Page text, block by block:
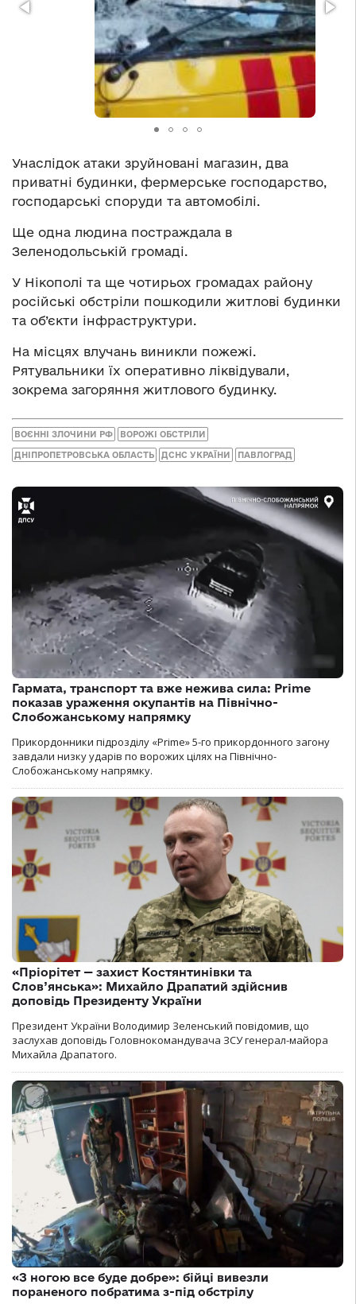
Унаслідок атаки зруйновані магазин, два
приватні будинки, фермерське господарство,
господарські споруди та автомобілі.
Ще одна людина постраждала в
Зеленодольській громаді.
У Нікополі та ще чотирьох громадах району
російські обстріли пошкодили житлові будинки
та об’єкти інфраструктури.
На місцях влучань виникли пожежі.
Рятувальники їх оперативно ліквідували,
зокрема загоряння житлового будинку.
ВОЄННІ ЗЛОЧИНИ РФ ВОРОЖІ ОБСТРІЛИ
ДНІПРОПЕТРОВСЬКА ОБЛАСТЬ ДСНС УКРАЇНИ ПАВЛОГРАД
Гармата, транспорт та вже нежива сила: Prime
показав ураження окупантів на Північно-
Слобожанському напрямку
Прикордонники підрозділу «Prime» 5-го прикордонного загону
завдали низку ударів по ворожих цілях на Північно-
Слобожанському напрямку.
«Пріорітет — захист Костянтинівки та
Слов’янська»: Михайло Драпатий здійснив
доповідь Президенту України
Президент України Володимир Зеленський повідомив, що
заслухав доповідь Головнокомандувача ЗСУ генерал-майора
Михайла Драпатого.
«З ногою все буде добре»: бійці вивезли
пораненого побратима з-під обстрілу